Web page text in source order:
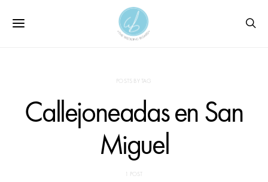
POSTS BY TAG
Callejoneadas en San
Miguel
1 POST